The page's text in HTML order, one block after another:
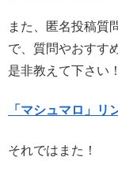
また、匿名投稿質
で、質問やおすす
是非教えて下さい！
「マシュマロ」リ
それではまた！